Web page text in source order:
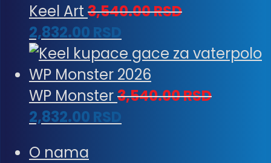
Keel Art 3,540.00RSD
2,832.00 RSD
WP Monster3,540.00RSD
2,832.00 RSD
O nama